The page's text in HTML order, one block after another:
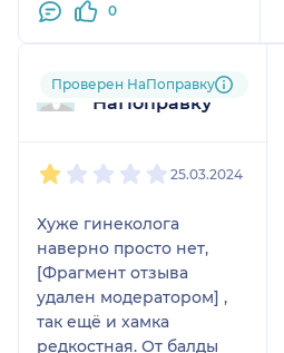
0
Пользователь
НаПоправку
Проверен НаПоправку
25.03.2024
Хуже гинеколога
наверно просто нет,
[Фрагмент отзыва
удален модератором] ,
так ещё и хамка
редкостная. От балды